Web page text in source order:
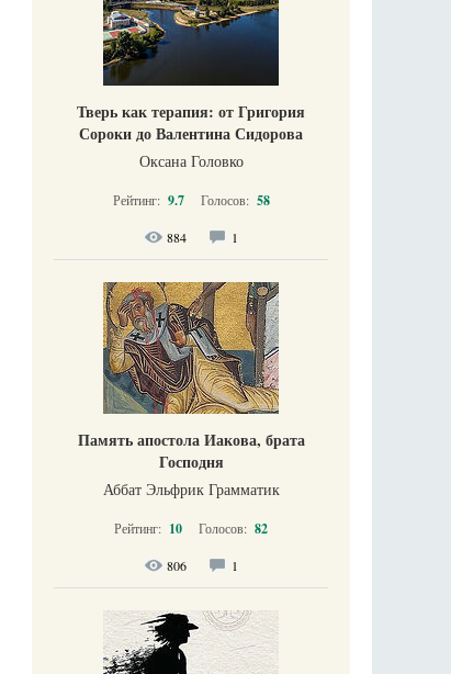
Тверь как терапия: от Григория
Сороки до Валентина Сидорова
Оксана Головко
Рейтинг: 9.7 Голосов: 58
884 1
Память апостола Иакова, брата
Господня
Аббат Эльфрик Грамматик
Рейтинг: 10 Голосов: 82
806 1